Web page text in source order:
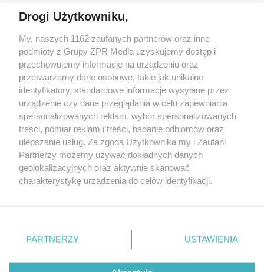
Żaden utwór zamieszczony w serwisie nie może być powielany i
rozpowszechniany lub dalej rozpowszechniany w jakikolwiek sposób (w
tym także elektroniczny lub mechaniczny) na jakimkolwiek polu
eksploatacji w jakiejkolwiek formie, włącznie z umieszczaniem w
Internecie bez pisemnej zgody właściciela praw. Jakiekolwiek użycie lub
wykorzystanie utworów w całości lub w części z naruszeniem prawa,
tzn. bez właściwej zgody, jest zabronione pod groźbą kary i może być
ścigane prawnie.
Drogi Użytkowniku,
My, naszych 1162 zaufanych partnerów oraz inne
podmioty z Grupy ZPR Media uzyskujemy dostęp i
przechowujemy informacje na urządzeniu oraz
przetwarzamy dane osobowe, takie jak unikalne
identyfikatory, standardowe informacje wysyłane przez
urządzenie czy dane przeglądania w celu zapewniania
spersonalizowanych reklam, wybór spersonalizowanych
treści, pomiar reklam i treści, badanie odbiorców oraz
ulepszanie usług. Za zgodą Użytkownika my i Zaufani
Partnerzy możemy używać dokładnych danych
geolokalizacyjnych oraz aktywnie skanować
charakterystykę urządzenia do celów identyfikacji.
zmienić/wycofać klikając przycisk ustawień prywatności
znajdujący się w lewym dolnym rogu strony
rodzaje przetwarzania danych nie wymagają zgody
PARTNERZY USTAWIENIA